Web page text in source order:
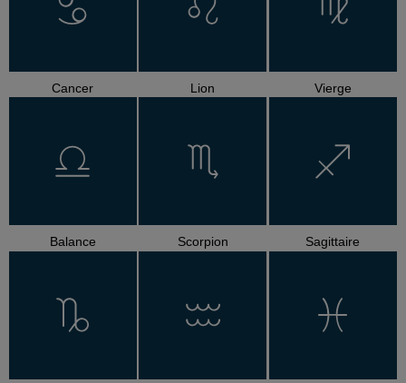
Cancer Lion Vierge
Balance Scorpion Sagittaire